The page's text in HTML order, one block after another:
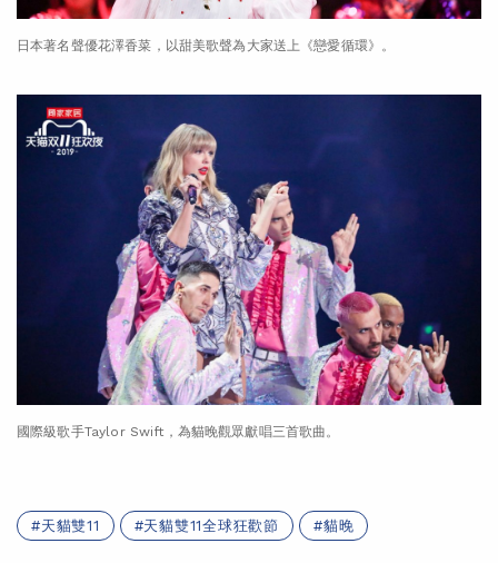
日本著名聲優花澤香菜，以甜美歌聲為大家送上《戀愛循環》。
國際級歌手Taylor Swift，為貓晚觀眾獻唱三首歌曲。
天貓雙11 天貓雙11全球狂歡節 貓晚